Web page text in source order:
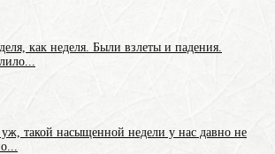
как неделя. Были взлеты и падения.
такой насыщенной недели у нас давно не